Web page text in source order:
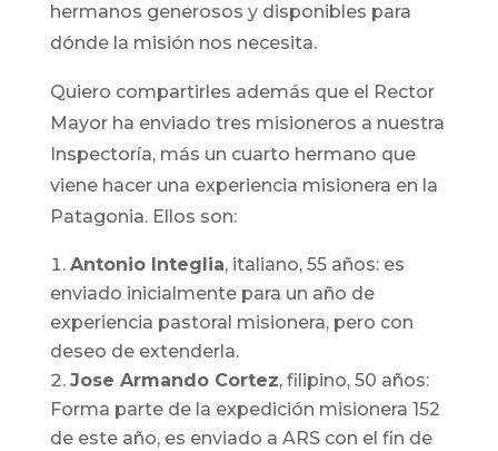
hermanos generosos y disponibles para
dónde la misión nos necesita.
Quiero compartirles además que el Rector
Mayor ha enviado tres misioneros a nuestra
Inspectoría, más un cuarto hermano que
viene hacer una experiencia misionera en la
Patagonia. Ellos son:
Antonio Integlia, italiano, 55 años: es
enviado inicialmente para un año de
experiencia pastoral misionera, pero con
deseo de extenderla.
Jose Armando Cortez, filipino, 50 años:
Forma parte de la expedición misionera 152
de este año, es enviado a ARS con el fin de